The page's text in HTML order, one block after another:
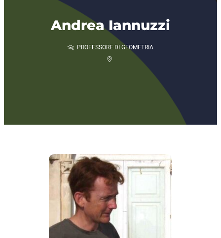
Andrea Iannuzzi
PROFESSORE DI GEOMETRIA